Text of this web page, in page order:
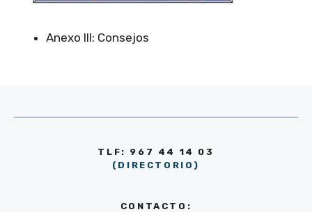
Anexo III: Consejos
TLF: 967 44 14 03
(DIRECTORIO)
CONTACTO: